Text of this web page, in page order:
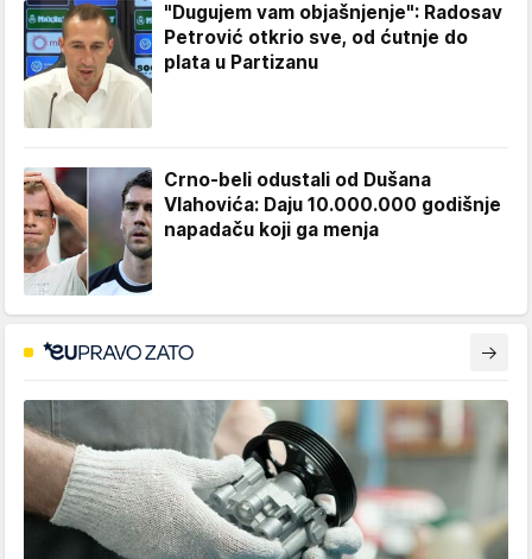
"Dugujem vam objašnjenje": Radosav
Petrović otkrio sve, od ćutnje do
plata u Partizanu
Crno-beli odustali od Dušana
Vlahovića: Daju 10.000.000 godišnje
napadaču koji ga menja